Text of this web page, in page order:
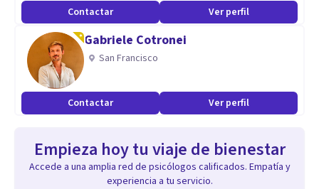
Contactar Ver perfil
Gabriele Cotronei
San Francisco
Contactar Ver perfil
Empieza hoy tu viaje de bienestar
Accede a una amplia red de psicólogos calificados. Empatía y
experiencia a tu servicio.